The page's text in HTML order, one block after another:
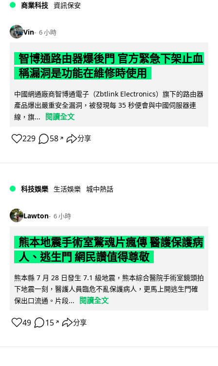
商業科技 資訊保安
Vin 6 小時
智博通路由器爆後門 官方緊急下架止血
稱漏洞是功能在維修時使用
中國網通廠商智博通電子（Zbtlink Electronics）旗下的路由器
產品爆出嚴重安全漏洞，被發現每 35 秒便會與中國伺服器連
線，旗...
閱讀全文
229 58 ↗ 分享
科技娛樂 生活娛樂 城中熱話
Lawton 6 小時
熊本地震手術室驚魂片瘋傳 醫護保護病
人、逃生門 網民讚值得尊敬
熊本縣 7 月 28 日發生 7.1 級地震，熊本綜合醫院手術室鏡頭拍
下地震一刻，醫護人員臨危不亂保護病人，更馬上開逃生門確
保出口流通。片段...
閱讀全文
49 15 ↗ 分享